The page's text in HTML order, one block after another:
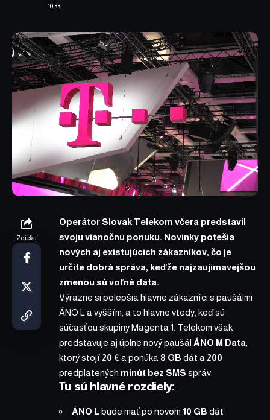
10:33
Zdieľať
Operátor Slovak Telekom včera predstavil
svoju vianočnú ponuku. Novinky potešia
nových aj existujúcich zákazníkov, čo je
určite dobrá správa, keďže najzaujímavejšou
zmenou sú voľné dáta.
Výrazne si polepšia hlavne zákazníci s paušálmi
ÁNO L a vyšším, a to hlavne vtedy, keď sú
súčasťou skupiny Magenta 1. Telekom však
predstavuje aj úplne nový paušál ÁNO M Data
ktorý stojí 20 € a ponúka 8 GB dát a 200
predplatených minút bez SMS správ.
Tu sú hlavné rozdiely:
ÁNO Lbude mať po novom 10 GB dát